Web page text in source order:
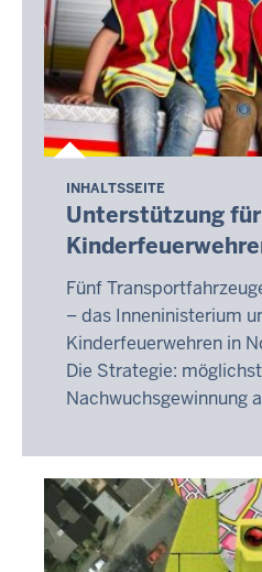
INHALTSSEITE
Unterstützung für
Fünf
– das Inneninisterium
Kinderfeuerwehren in
Die Strategie:
Nachwuchsgewinnung